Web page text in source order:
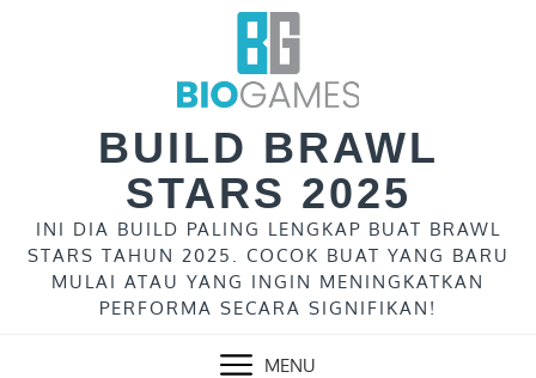
BUILD BRAWL
STARS 2025
INI DIA BUILD PALING LENGKAP BUAT BRAWL
STARS TAHUN 2025. COCOK BUAT YANG BARU
MULAI ATAU YANG INGIN MENINGKATKAN
PERFORMA SECARA SIGNIFIKAN!
MENU